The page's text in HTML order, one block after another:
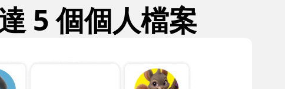
5 個個人檔案